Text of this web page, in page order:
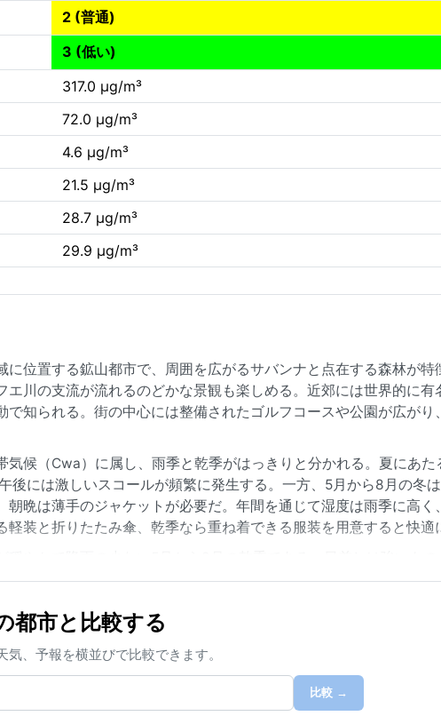
2 (普通)
3 (低い)
317.0 µg/m³
72.0 µg/m³
4.6 µg/m³
21.5 µg/m³
28.7 µg/m³
29.9 µg/m³
に位置する鉱山都市で、周囲を広がるサバンナと点在する森林が
エ川の支流が流れるのどかな景観も楽しめる。近郊には世界的に
で知られる。街の中心には整備されたゴルフコースや公園が広が
候（Cwa）に属し、雨季と乾季がはっきりと分かれる。夏にあた
後には激しいスコールが頻繁に発生する。一方、5月から8月の冬
朝晩は薄手のジャケットが必要だ。年間を通じて湿度は雨季に高
装と折りたたみ傘、乾季なら重ね着できる服装を用意すると快適
この地域特有の気象現象としては、雨季に発生する雷雨と局地的
しい雨は道路状況を悪化させるため、移動計画には余裕を持ちた
都市と比較する
、予報を横並びで比較できます。
比較 →